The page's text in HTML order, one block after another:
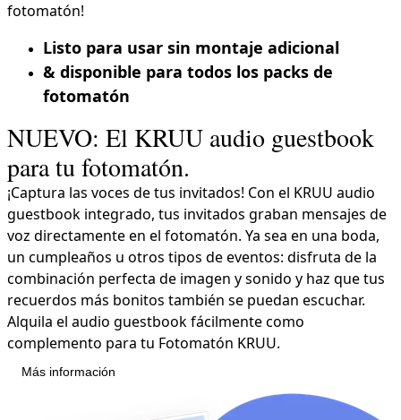
fotomatón!
Listo para usar sin montaje adicional
& disponible para todos los packs de
fotomatón
NUEVO: El KRUU audio guestbook
para tu fotomatón.
¡Captura las voces de tus invitados! Con el KRUU audio
guestbook integrado, tus invitados graban mensajes de
voz directamente en el fotomatón. Ya sea en una boda,
un cumpleaños u otros tipos de eventos: disfruta de la
combinación perfecta de imagen y sonido y haz que tus
recuerdos más bonitos también se puedan escuchar.
Alquila el audio guestbook fácilmente como
complemento para tu Fotomatón KRUU.
Más información